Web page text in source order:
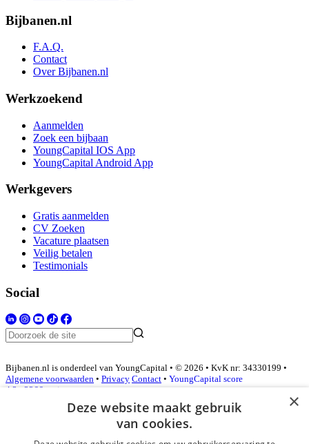
Bijbanen.nl
F.A.Q.
Contact
Over Bijbanen.nl
Werkzoekend
Aanmelden
Zoek een bijbaan
YoungCapital IOS App
YoungCapital Android App
Werkgevers
Gratis aanmelden
CV Zoeken
Vacature plaatsen
Veilig betalen
Testimonials
Social
Bijbanen.nl is onderdeel van YoungCapital • © 2026 • KvK nr: 34330199 •
Algemene voorwaarden • Privacy Contact • YoungCapital score
4.3 - 3366 reviews
Inloggen als bedrijf
×
Deze website maakt gebruik
van cookies.